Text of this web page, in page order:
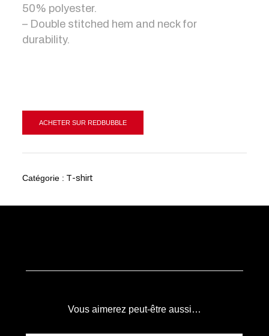
50% polyester.
– Double stitched hem and neck for
durability.
ACHETER SUR REDBUBBLE
Catégorie : T-shirt
Vous aimerez peut-être aussi…